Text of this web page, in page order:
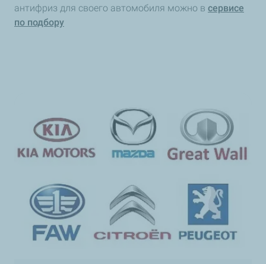
антифриз для своего автомобиля можно в сервисе
по подбору